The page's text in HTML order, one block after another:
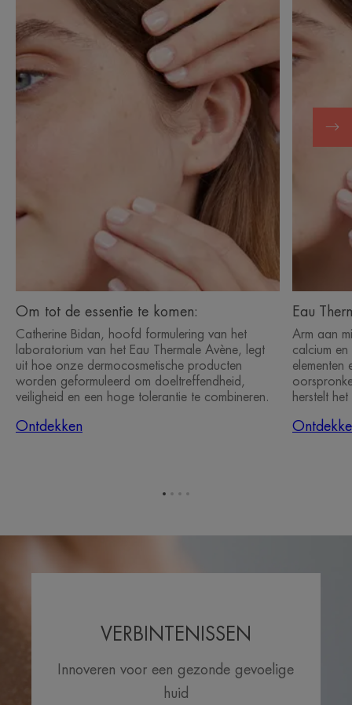
de
komen:
Om tot de essentie te komen:
Catherine Bidan, hoofd formulering van het
laboratorium van het Eau Thermale Avène, legt
uit hoe onze dermocosmetische producten
worden geformuleerd om doeltreffendheid,
veiligheid en een hoge tolerantie te combineren.
Ontdekken
Thermale
Avène:
Eau
Arm aan
calcium
elementen
herstelt
item
item
item
item
VERBINTENISSEN
Innoveren voor een gezonde gevoelige
huid